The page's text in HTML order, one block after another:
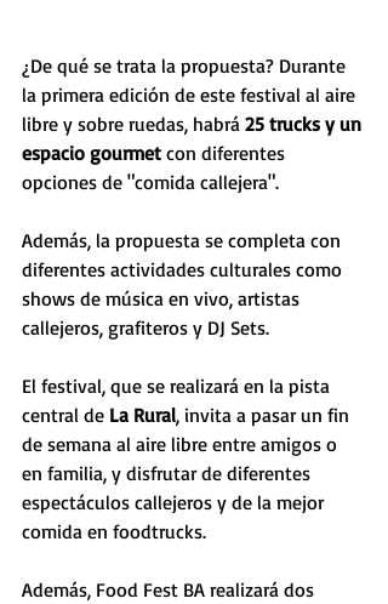
¿De qué se trata la propuesta? Durante
la primera edición de este festival al aire
libre y sobre ruedas, habrá 25 trucks y un
espacio gourmet con diferentes
opciones de "comida callejera".
Además, la propuesta se completa con
diferentes actividades culturales como
shows de música en vivo, artistas
callejeros, grafiteros y DJ Sets.
El festival, que se realizará en la pista
central de La Rural, invita a pasar un fin
de semana al aire libre entre amigos o
en familia, y disfrutar de diferentes
espectáculos callejeros y de la mejor
comida en foodtrucks.
Además, Food Fest BA realizará dos